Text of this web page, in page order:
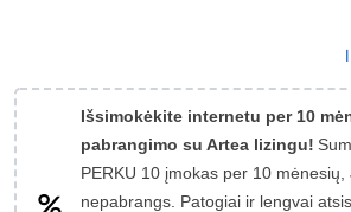
Išsimokėkite internetu per 10
pabrangimo su Artea lizingu!
PERKU 10 įmokas per 10
nepabrangs. Patogiai ir lengvai